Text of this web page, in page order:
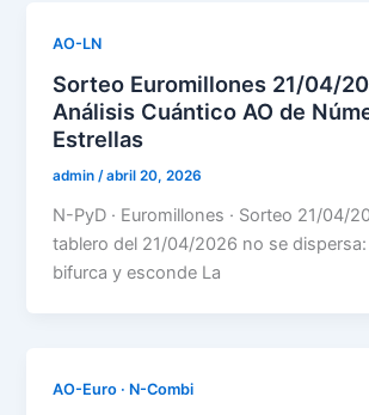
AO-LN
Sorteo Euromillones 21/04/
Análisis Cuántico AO de
Estrellas
admin/abril 20, 2026
N-PyD · Euromillones · Sorteo 21/04/
tablero del 21/04/2026 no se
bifurca y esconde La
AO-Euro · N-Combi